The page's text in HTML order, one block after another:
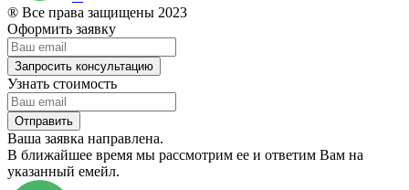
® Все права защищены 2023
Оформить заявку
Запросить консультацию
Узнать стоимость
Отправить
Ваша заявка направлена.
В ближайшее время мы рассмотрим ее и ответим Вам на
указанный емейл.